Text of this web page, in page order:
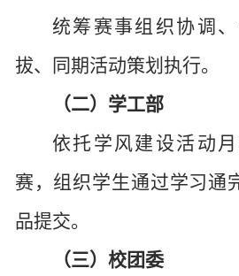
统筹赛事组织协调
拔、同期活动策划执行。
（二）学工部
依托学风建设活动
赛，组织学生通过学习通
品提交。
（三）校团委